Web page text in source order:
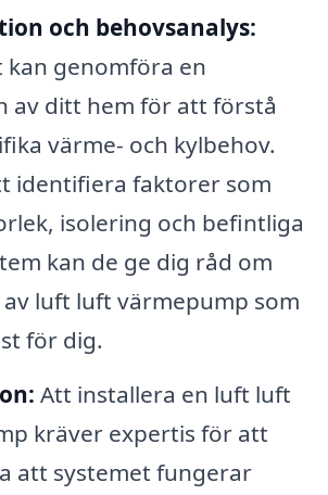
och behovsanalys:
kan genomföra en
av ditt hem för att förstå
värme- och kylbehov.
identifiera faktorer som
isolering och befintliga
kan de ge dig råd om
luft luft värmepump som
för dig.
Att installera en luft luft
kräver expertis för att
att systemet fungerar